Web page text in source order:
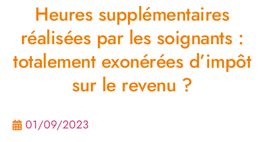
Heures supplémentaires
réalisées par les soignants :
totalement exonérées d’impôt
sur le revenu ?
01/09/2023